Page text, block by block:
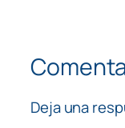
Deja una